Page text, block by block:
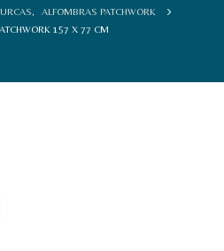
ALFOMBRAS PATCHWORK
157 X 77 CM